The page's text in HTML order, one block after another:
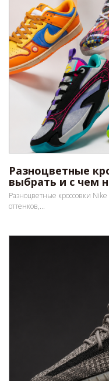
Разноцветные
выбрать и с чем
Разноцветные кроссовки
оттенков,...